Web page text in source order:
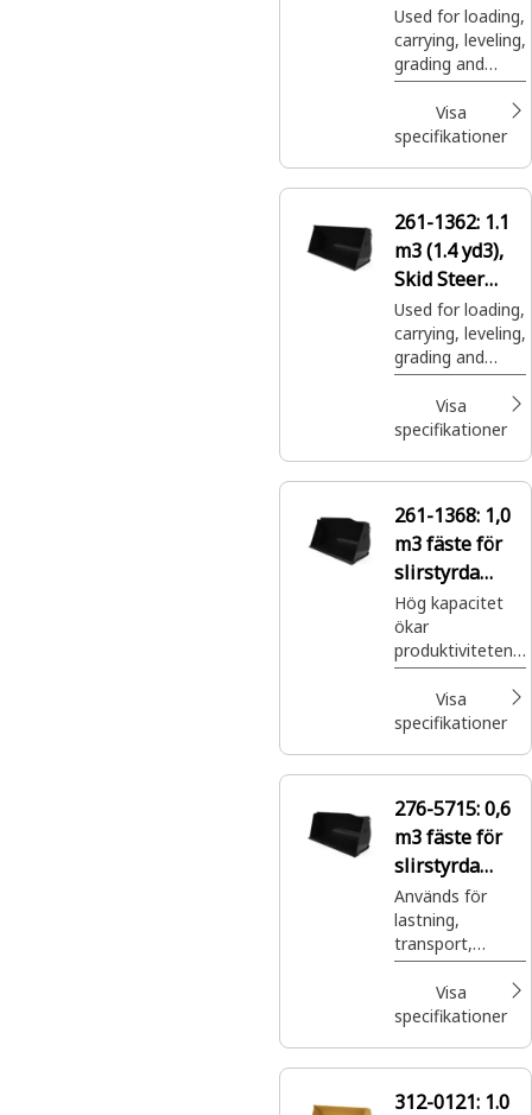
Coupler, Base
Edge
Used for loading,
carrying, leveling,
grading and
dumping in a
wide variety of
applications and
Visa
specifikationer
261-1362: 1.1
m3 (1.4 yd3),
Skid Steer
Coupler, Base
Edge
Used for loading,
carrying, leveling,
grading and
dumping in a
wide variety of
applications and
Visa
specifikationer
261-1368: 1,0
m3 fäste för
slirstyrda
lastare, BOCE
Hög kapacitet
ökar
produktiviteten
vid hantering av
lätta material.
Visa
specifikationer
276-5715:0,6
m3 fäste för
slirstyrda
lastare, BOCE
Används för
lastning,
transport,
nivellering,
hyvling och
tömning av en
material i
tillämpningar.
Visa
specifikationer
312-0121: 1.0